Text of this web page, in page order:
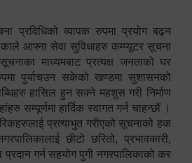
प्रविधिको व्यापक रुपमा प्रयोग बढ्न
आफ्ना सेवा सुविधाहरु कम्प्यूटर सूचना
सूचनाका माध्यमबाट प्रत्यक्ष जनताको घर
पुर्याचउन सकेको खण्डमा सुशासनको
हासिल हुन सक्ने महशुस गरी निर्माण
सम्पूर्णमा हार्दिक स्वागत गर्न चाहन्छौं ।
प्रत्याभुत गरीएको सूचनाको हक
छीटो छरितो, प्रभावकारी,
गर्न सहयोग पुगी नगरपालिकाको कर